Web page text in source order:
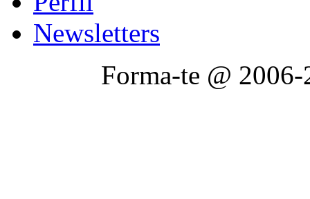
Newsletters
Forma-te @